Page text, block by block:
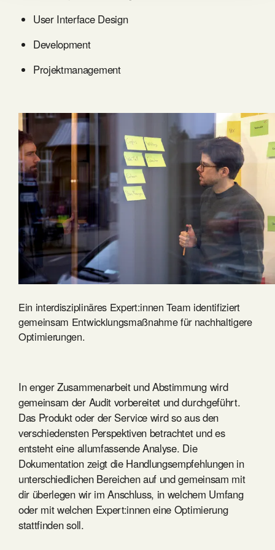
User Interface Design
Development
Projektmanagement
Ein interdisziplinäres Expert:innen Team identifiziert
gemeinsam Entwicklungsmaßnahme für nachhaltigere
Optimierungen.
In enger Zusammenarbeit und Abstimmung wird
gemeinsam der Audit vorbereitet und durchgeführt.
Das Produkt oder der Service wird so aus den
verschiedensten Perspektiven betrachtet und es
entsteht eine allumfassende Analyse. Die
Dokumentation zeigt die Handlungsempfehlungen in
unterschiedlichen Bereichen auf und gemeinsam mit
dir überlegen wir im Anschluss, in welchem Umfang
oder mit welchen Expert:innen eine Optimierung
stattfinden soll.